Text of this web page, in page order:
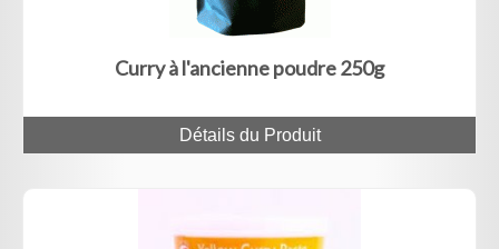
Curry à l'ancienne poudre 250g
Détails du Produit